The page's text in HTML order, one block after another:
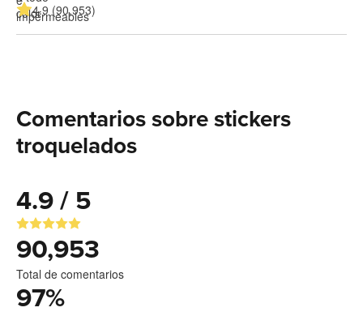
4.9 (90,953)
Comentarios sobre stickers
troquelados
4.9 / 5
90,953
Total de comentarios
97%